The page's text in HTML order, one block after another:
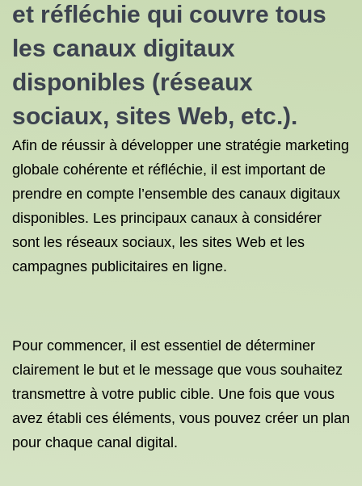
et réfléchie qui couvre tous
les canaux digitaux
disponibles (réseaux
sociaux, sites Web, etc.).
Afin de réussir à développer une stratégie marketing
globale cohérente et réfléchie, il est important de
prendre en compte l’ensemble des canaux digitaux
disponibles. Les principaux canaux à considérer
sont les réseaux sociaux, les sites Web et les
campagnes publicitaires en ligne.
Pour commencer, il est essentiel de déterminer
clairement le but et le message que vous souhaitez
transmettre à votre public cible. Une fois que vous
avez établi ces éléments, vous pouvez créer un plan
pour chaque canal digital.